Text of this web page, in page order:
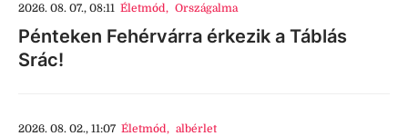
2026. 08. 07., 08:11 Életmód, Országalma
Pénteken Fehérvárra érkezik a Táblás
Srác!
2026. 08. 02., 11:07 Életmód, albérlet